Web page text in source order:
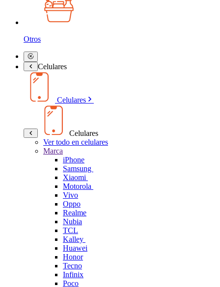
Otros
Celulares
Celulares
Celulares
Ver todo en celulares
Marca
iPhone
Samsung
Xiaomi
Motorola
Vivo
Oppo
Realme
Nubia
TCL
Kalley
Huawei
Honor
Tecno
Infinix
Poco